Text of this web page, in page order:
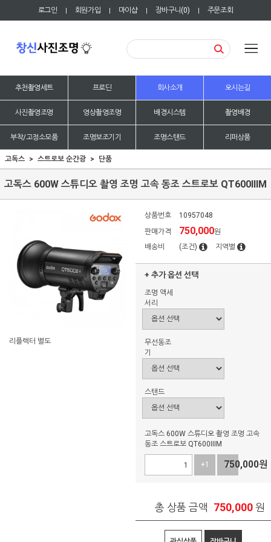
로그인 | 회원가입 | 마이샵 | 장바구니(0) | 주문조회
추천촬영세트 프로딘 회사소개 오시는길
사진촬영조명 영상촬영조명 배경시스템 촬영배경
부착/고정소모품 조명보조기기 조명스탠드 리퍼상품
고독스 스트로보 순간광 단품
고독스 600W 스튜디오 촬영 조명 고속 동조 스트로보 QT600IIIM
리플렉터 별도
상품번호
10957048
판매가격
750,000원
배송비
(조건) 지역별
+ 추가 옵션 선택
조명 액세
서리
무선동조
기
스탠드
고독스 600W 스튜디오 촬영 조명 고속
동조 스트로보 QT600IIIM
+1 -1
750,000원
총 상품 금액 750,000 원